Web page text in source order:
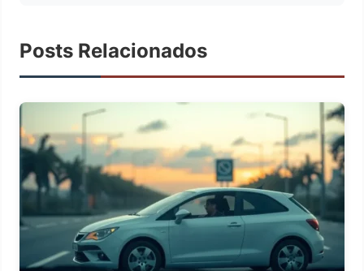
Posts Relacionados